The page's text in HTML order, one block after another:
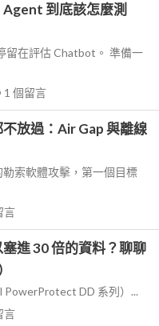
到底該怎麼測
留在評估 Chatbot。 準備一
1 個留言
放過：Air Gap 與離線
索軟體攻擊，第一個目標
言
進 30 倍的資料？聊聊
PowerProtect DD 系列）...
言